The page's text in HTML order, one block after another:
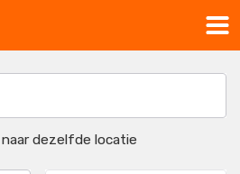
dezelfde locatie